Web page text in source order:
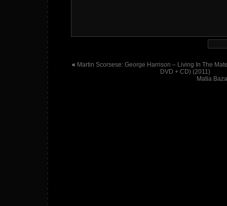
« Martin Scorsese: George Harrison – Living In The
DVD + CD) (2011)
Matia